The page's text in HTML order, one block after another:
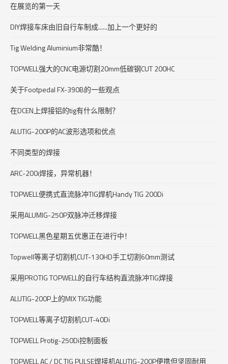
在展览的第一天
DIY焊接车床由旧自行车制成......加上一个更好的
Tig Welding Aluminium非常酷！
TOPWELL强大的CNC电源切割20mm低碳钢CUT 200HC
关于Footpedal FX-390B的一些观点
在DCEN上焊接铝的tig有什么限制？
ALUTIG-200P的AC波形选项和优点
不同类型的焊接
ARC-200i焊接，异常机器！
TOPWELL便携式直流脉冲TIG焊机Handy TIG 200Di
采用ALUMIG-250P双脉冲迁移焊接
TOPWELL黑色星期五优惠正在进行中！
Topwell等离子切割机CUT-130HD手工切割60mm测试
采用PROTIG TOPWELL的自行车结构直流脉冲TIG焊接
ALUTIG-200P上的MIX TIG功能
TOPWELL等离子切割机CUT-40Di
TOPWELL Protig-250Di控制面板
TOPWELL AC / DC TIG PULSE焊接机ALUTIG-200P便携但坚固耐用